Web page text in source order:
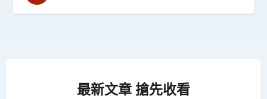
最新文章 搶先收看